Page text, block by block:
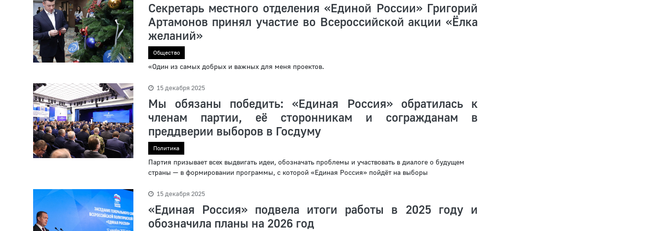
Секретарь местного отделения «Единой России» Григорий
Артамонов принял участие во Всероссийской акции «Ёлка
желаний»
Общество
«Один из самых добрых и важных для меня проектов.
15 декабря 2025
Мы обязаны победить: «Единая Россия» обратилась к
членам партии, её сторонникам и согражданам в
преддверии выборов в Госдуму
Политика
Партия призывает всех выдвигать идеи, обозначать проблемы и участвовать в диалоге о будущем
страны — в формировании программы, с которой «Единая Россия» пойдёт на выборы
15 декабря 2025
«Единая Россия» подвела итоги работы в 2025 году и
обозначила планы на 2026 год